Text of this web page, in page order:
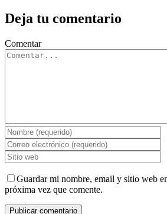
Deja tu comentario
Comentar
Guardar mi nombre, email y sitio web
próxima vez que comente.